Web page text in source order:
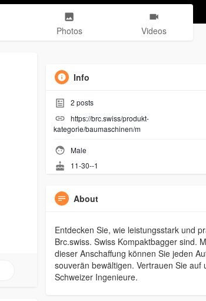
Photos Videos
Info
2 posts
https://brc.swiss/produkt-
kategorie/baumaschinen/m
Male
11-30--1
About
Entdecken Sie, wie leistungsstark und
Brc.swiss. Swiss Kompaktbagger sind.
dieser Anschaffung können Sie jeden
souverän bewältigen. Vertrauen Sie auf
Schweizer Ingenieure.